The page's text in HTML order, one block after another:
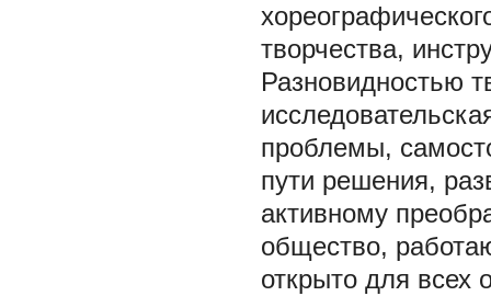
творчества,
Разновидностью
проблемы,
пути решения,
активному
общество,
открыто для